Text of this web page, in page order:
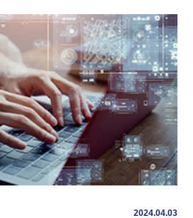
2024.04.03